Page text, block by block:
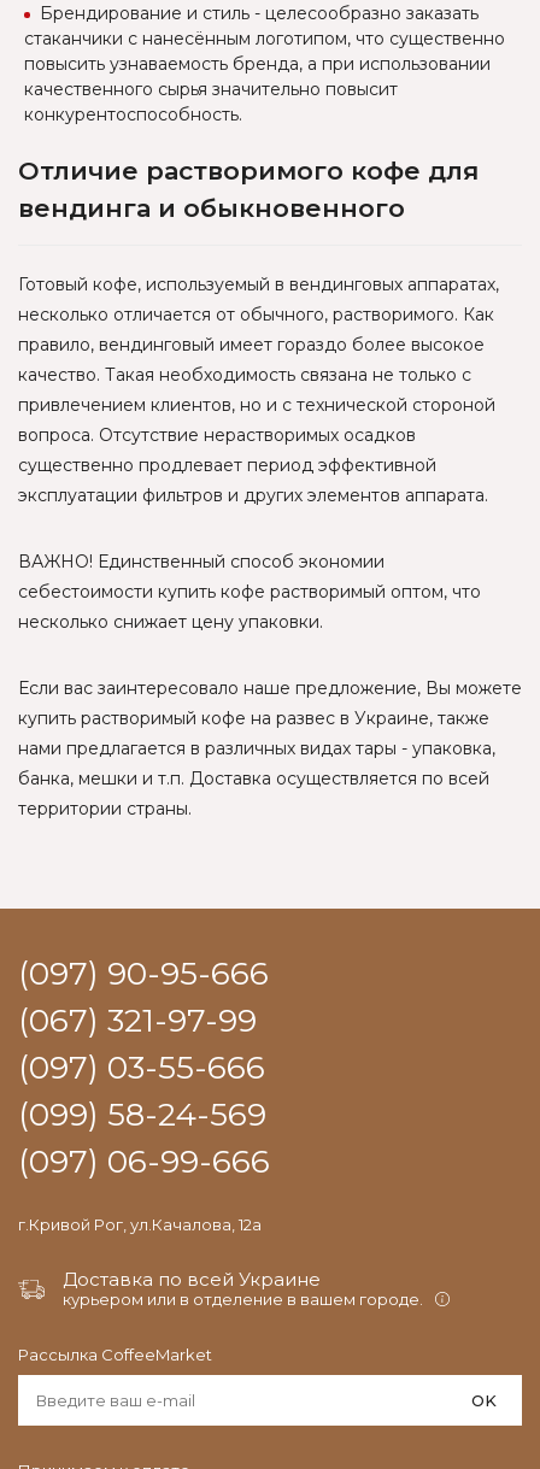
Брендирование и стиль - целесообразно заказать
стаканчики с нанесённым логотипом, что существенно
повысить узнаваемость бренда, а при использовании
качественного сырья значительно повысит
конкурентоспособность.
Отличие растворимого кофе для
вендинга и обыкновенного
Готовый кофе, используемый в вендинговых аппаратах,
несколько отличается от обычного, растворимого. Как
правило, вендинговый имеет гораздо более высокое
качество. Такая необходимость связана не только с
привлечением клиентов, но и с технической стороной
вопроса. Отсутствие нерастворимых осадков
существенно продлевает период эффективной
эксплуатации фильтров и других элементов аппарата.
ВАЖНО! Единственный способ экономии
себестоимости купить кофе растворимый оптом, что
несколько снижает цену упаковки.
Если вас заинтересовало наше предложение, Вы можете
купить растворимый кофе на развес в Украине, также
нами предлагается в различных видах тары - упаковка,
банка, мешки и т.п. Доставка осуществляется по всей
территории страны.
(097) 90-95-666
(067) 321-97-99
(097) 03-55-666
(099) 58-24-569
(097) 06-99-666
г.Кривой Рог, ул.Качалова, 12а
Доставка по всей Украине
курьером или в отделение в вашем городе.
Рассылка CoffeeMarket
OK